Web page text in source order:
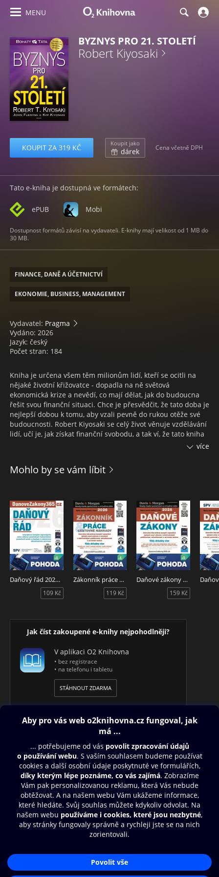
MENU
BYZNYS PRO 21. STOLETÍ
Robert Kiyosaki
KOUPIT ZA 319 KČ Koupit jako
dárek Cena včetně DPH
Tato e-kniha je dostupná ve formátech:
ePUB Mobi
Dostupnost formátů závisí na vydavateli. E-knihy mají velikost od 1 MB do
30 MB.
FINANCE, DANĚ A ÚČETNICTVÍ
EKONOMIE, BUSINESS, MANAGEMENT
Vydavatel: Pragma
Vydáno: 2026
Jazyk: český
Počet stran: 184
Kniha je určena všem těm milionům lidí, kteří se ocitli na
nějaké životní křižovatce - dopadla na ně světová
ekonomická krize a nevědí, co mají dělat, jak do budoucna
řešit svou finanční situaci. Chce je přesvědčit, že tato doba je
nejlepší dobou k tomu, aby vzali pevně do rukou otěže své
budoucnosti. Robert Kiyosaki se celý život věnuje vzdělávání
lidí, učí je, jak získat finanční svobodu, a tak ví, že tato kniha
pracovní příležitosti, budete schopni si vybudovat takový
více
Mohlo by se vám líbit
Daňový řád 2026 s komentářem změn
109 Kč
Zákonník práce & Cestovné náhrady 2025
119 Kč
Daňové zákony 2026 SR XXL ProFi
159 Kč
Jak číst zakoupené e-knihy nejpohodlněji?
V aplikaci O2 Knihovna
• bez registrace
• na telefonu i tabletu
STÁHNOUT ZDARMA
Obsah ke stažení
Moje O2 Knihovna
Další zábava
© O2 Czech Republic a.s.
Přístupnost
Zásady zpracování osobních údajůAplikace O2 Knihovna